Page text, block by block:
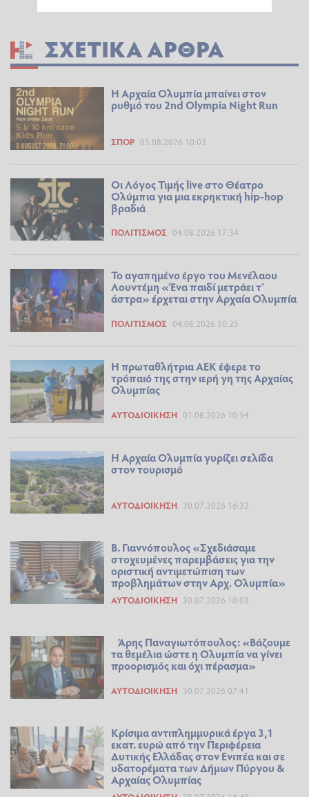
ΣΧΕΤΙΚΆ ΆΡΘΡΑ
Η Αρχαία Ολυμπία μπαίνει στον
ρυθμό του 2nd Olympia Night Run
ΣΠΟΡ 05.08.2026 10:03
Οι Λόγος Τιμής live στο Θέατρο
Ολύμπια για μια εκρηκτική hip-hop
βραδιά
ΠΟΛΙΤΙΣΜΌΣ 04.08.2026 17:34
Το αγαπημένο έργο του Μενέλαου
Λουντέμη «Ένα παιδί μετράει τ’
άστρα» έρχεται στην Αρχαία Ολυμπία
ΠΟΛΙΤΙΣΜΌΣ 04.08.2026 10:25
Η πρωταθλήτρια ΑΕΚ έφερε το
τρόπαιό της στην ιερή γη της Αρχαίας
Ολυμπίας
ΑΥΤΟΔΙΟΊΚΗΣΗ 01.08.2026 10:54
Η Αρχαία Ολυμπία γυρίζει σελίδα
στον τουρισμό
ΑΥΤΟΔΙΟΊΚΗΣΗ 30.07.2026 16:32
Β. Γιαννόπουλος «Σχεδιάσαμε
στοχευμένες παρεμβάσεις για την
οριστική αντιμετώπιση των
προβλημάτων στην Αρχ. Ολυμπία»
ΑΥΤΟΔΙΟΊΚΗΣΗ 30.07.2026 10:03
Άρης Παναγιωτόπουλος: «Βάζουμε
τα θεμέλια ώστε η Ολυμπία να γίνει
προορισμός και όχι πέρασμα»
ΑΥΤΟΔΙΟΊΚΗΣΗ 30.07.2026 07:41
Κρίσιμα αντιπλημμυρικά έργα 3,1
εκατ. ευρώ από την Περιφέρεια
Δυτικής Ελλάδας στον Ενιπέα και σε
υδατορέματα των Δήμων Πύργου &
Αρχαίας Ολυμπίας